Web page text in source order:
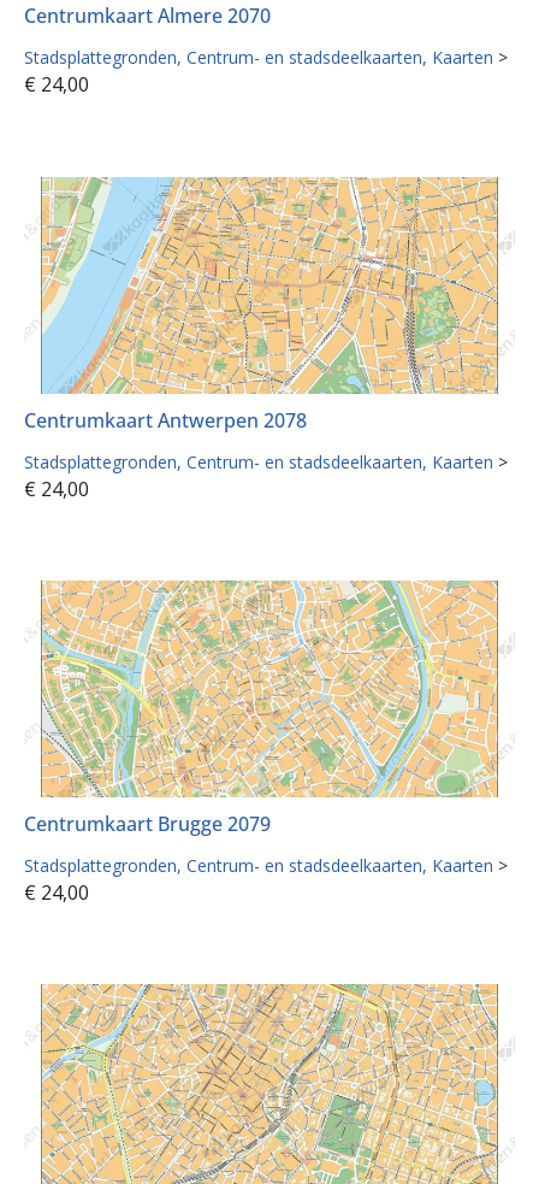
Centrumkaart Almere 2070
Stadsplattegronden Centrum- en stadsdeelkaarten Kaarten >
€ 24,00
Centrumkaart Antwerpen 2078
Stadsplattegronden Centrum- en stadsdeelkaarten Kaarten >
€ 24,00
Centrumkaart Brugge 2079
Stadsplattegronden Centrum- en stadsdeelkaarten Kaarten >
€ 24,00